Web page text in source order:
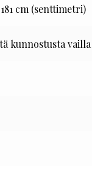
cm (senttimetri)
kunnostusta vailla